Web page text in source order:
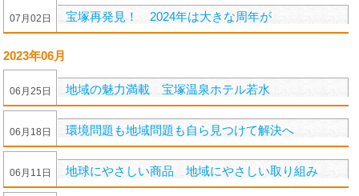
07 月 02 日 宝塚再発見！ 2024年は大きな周年が
2023年06月
06 月 25 日 地域の魅力満載 宝塚温泉ホテル若水
06 月 18 日 環境問題も地域問題も自ら見つけて解決へ
06 月 11 日 地球にやさしい商品 地域にやさしい取り組み